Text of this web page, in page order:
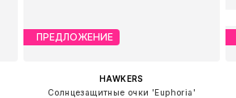
ПРЕДЛОЖЕНИЕ
HAWKERS
Солнцезащитные очки 'Euphoria'